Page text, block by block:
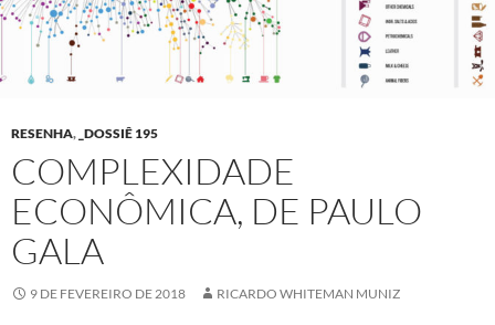
RESENHA, _DOSSIÊ 195
COMPLEXIDADE
ECONÔMICA, DE PAULO
GALA
9 DE FEVEREIRO DE 2018 RICARDO WHITEMAN MUNIZ